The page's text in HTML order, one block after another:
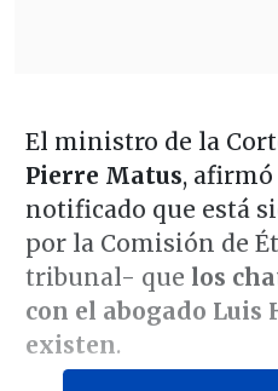
El ministro de la
Pierre Matus,
notificado que está
por la Comisión de
tribunal- que los
con el abogado Luis
existen.